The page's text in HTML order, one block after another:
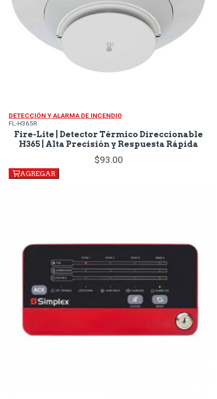
DETECCIÓN Y ALARMA DE INCENDIO
FL-H365R
Fire-Lite | Detector Térmico Direccionable
H365 | Alta Precisión y Respuesta Rápida
93.00
AGREGAR